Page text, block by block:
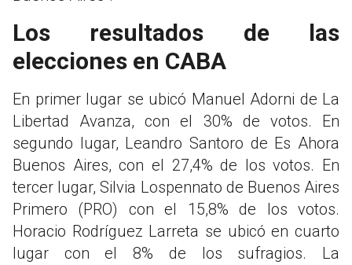
Los resultados de las
elecciones en CABA
En primer lugar se ubicó Manuel Adorni de La
Libertad Avanza, con el 30% de votos. En
segundo lugar, Leandro Santoro de Es Ahora
Buenos Aires, con el 27,4% de los votos. En
tercer lugar, Silvia Lospennato de Buenos Aires
Primero (PRO) con el 15,8% de los votos.
Horacio Rodríguez Larreta se ubicó en cuarto
lugar con el 8% de los sufragios. La